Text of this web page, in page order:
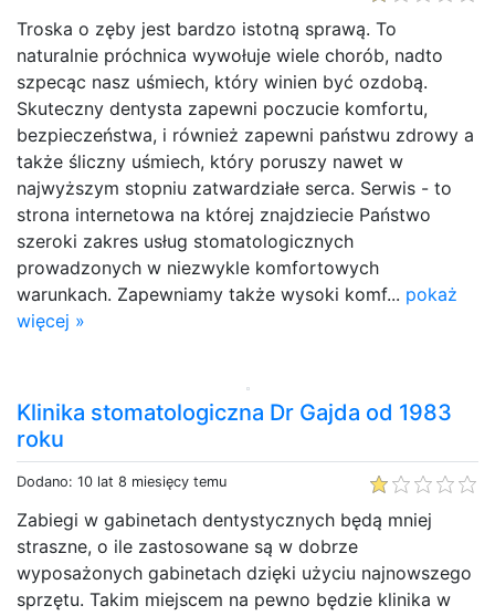
Troska o zęby jest bardzo istotną sprawą. To
naturalnie próchnica wywołuje wiele chorób, nadto
szpecąc nasz uśmiech, który winien być ozdobą.
Skuteczny dentysta zapewni poczucie komfortu,
bezpieczeństwa, i również zapewni państwu zdrowy a
także śliczny uśmiech, który poruszy nawet w
najwyższym stopniu zatwardziałe serca. Serwis - to
strona internetowa na której znajdziecie Państwo
szeroki zakres usług stomatologicznych
prowadzonych w niezwykle komfortowych
warunkach. Zapewniamy także wysoki komf... pokaż
więcej »
Klinika stomatologiczna Dr Gajda od 1983
roku
Dodano: 10 lat 8 miesięcy temu
Zabiegi w gabinetach dentystycznych będą mniej
straszne, o ile zastosowane są w dobrze
wyposażonych gabinetach dzięki użyciu najnowszego
sprzętu. Takim miejscem na pewno będzie klinika w